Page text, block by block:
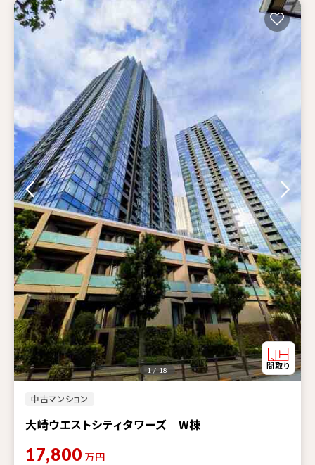
中古マンション
大崎ウエストシティタワーズ W棟
1 / 18
17,800 万円